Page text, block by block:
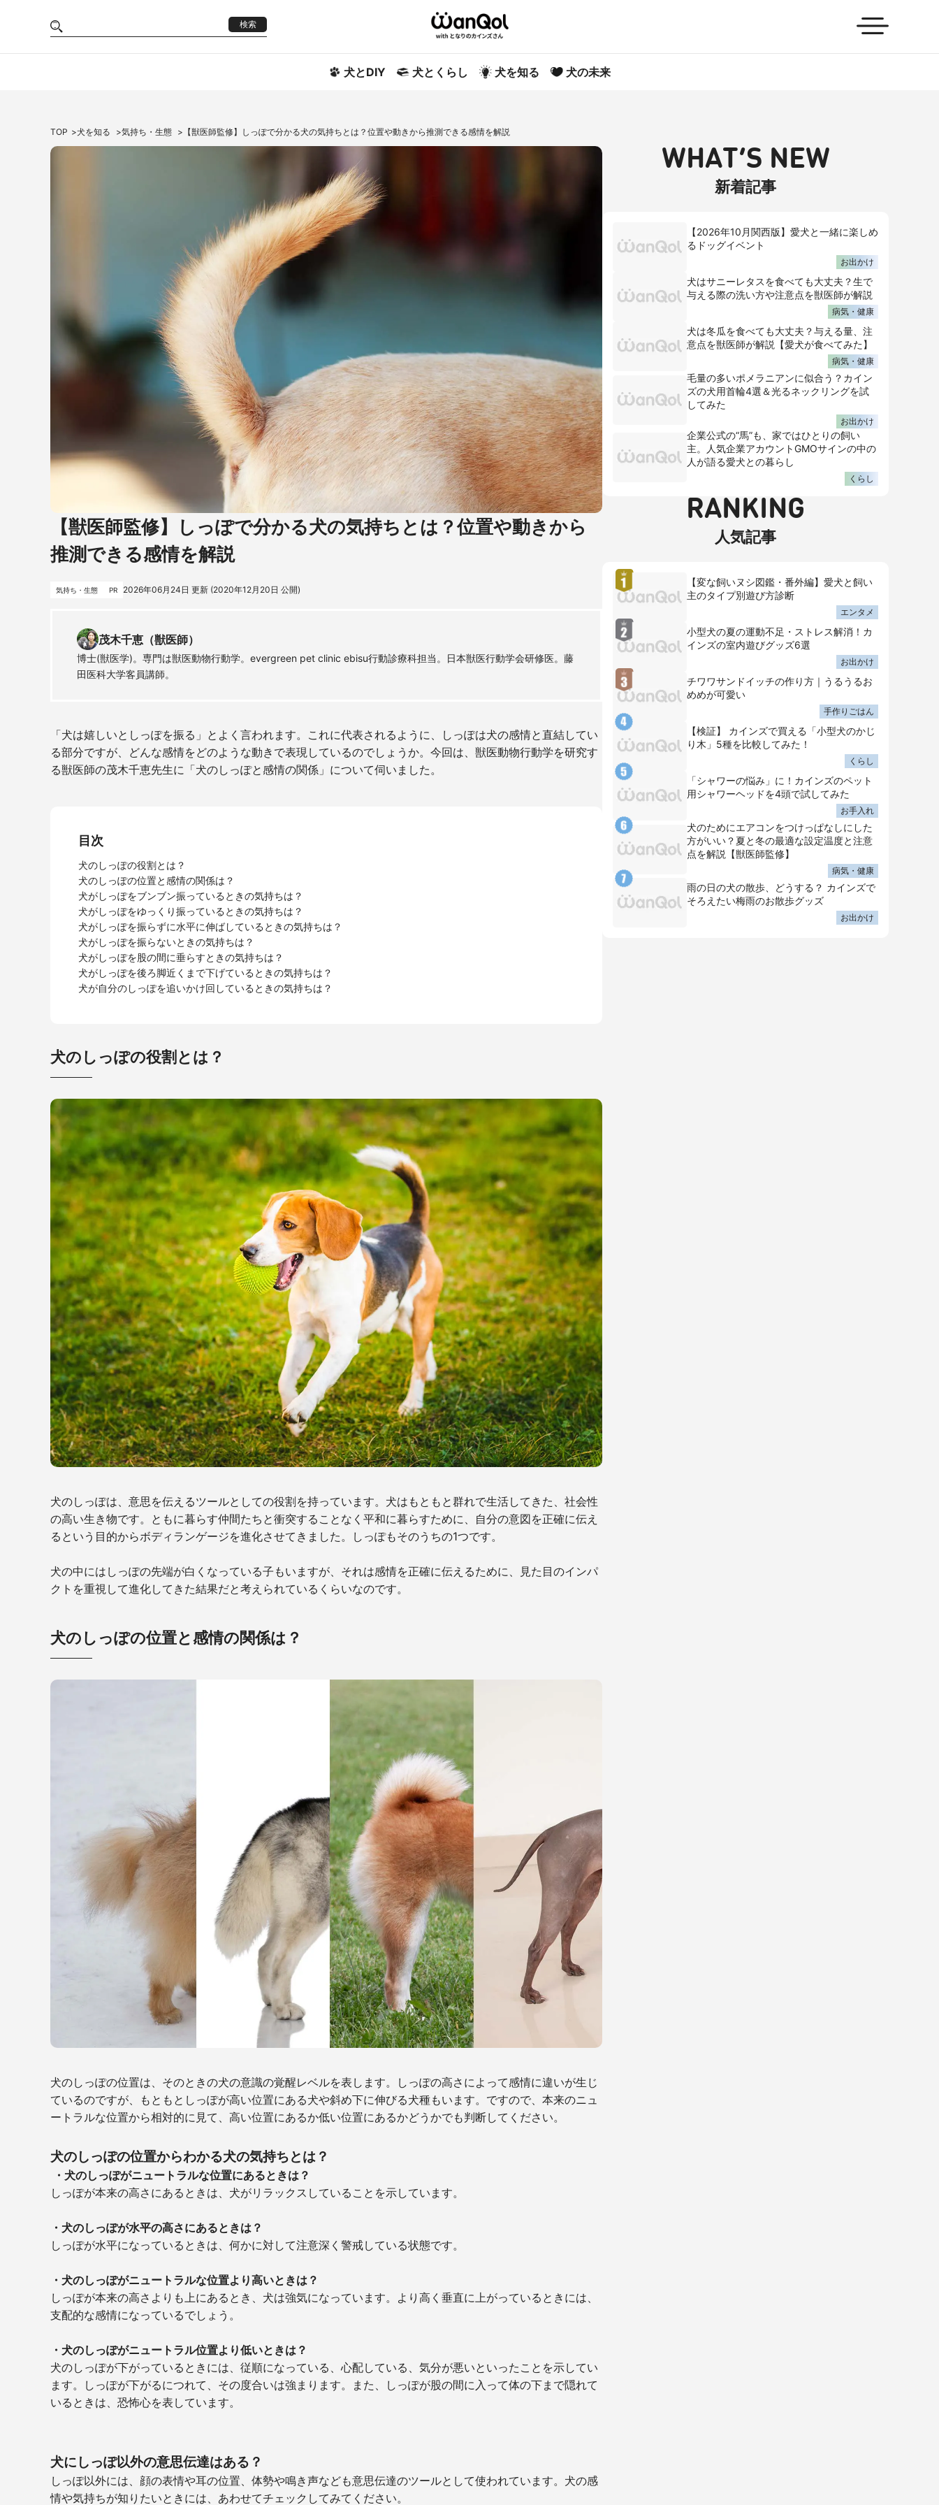
検索
犬とDIY 犬とくらし 犬を知る 犬の未来
TOP 犬を知る 気持ち・生態 【獣医師監修】しっぽで分かる犬の気持ちとは？位置や動きから推測できる感情を解説
【獣医師監修】しっぽで分かる犬の気持ちとは？位置や動きから
推測できる感情を解説
気持ち・生態 PR 2026年06月24日 更新 (2020年12月20日 公開)
茂木千恵（獣医師）
博士(獣医学)。専門は獣医動物行動学。evergreen pet clinic ebisu行動診療科担当。日本獣医行動学会研修医。藤
田医科大学客員講師。
「犬は嬉しいとしっぽを振る」とよく言われます。これに代表されるように、しっぽは犬の感情と直結してい
る部分ですが、どんな感情をどのような動きで表現しているのでしょうか。今回は、獣医動物行動学を研究す
る獣医師の茂木千恵先生に「犬のしっぽと感情の関係」について伺いました。
目次
犬のしっぽの役割とは？
犬のしっぽの位置と感情の関係は？
犬がしっぽをブンブン振っているときの気持ちは？
犬がしっぽをゆっくり振っているときの気持ちは？
犬がしっぽを振らずに水平に伸ばしているときの気持ちは？
犬がしっぽを振らないときの気持ちは？
犬がしっぽを股の間に垂らすときの気持ちは？
犬がしっぽを後ろ脚近くまで下げているときの気持ちは？
犬が自分のしっぽを追いかけ回しているときの気持ちは？
犬のしっぽの役割とは？
犬のしっぽは、意思を伝えるツールとしての役割を持っています。犬はもともと群れで生活してきた、社会性
の高い生き物です。ともに暮らす仲間たちと衝突することなく平和に暮らすために、自分の意図を正確に伝え
るという目的からボディランゲージを進化させてきました。しっぽもそのうちの1つです。
犬の中にはしっぽの先端が白くなっている子もいますが、それは感情を正確に伝えるために、見た目のインパ
クトを重視して進化してきた結果だと考えられているくらいなのです。
犬のしっぽの位置と感情の関係は？
犬のしっぽの位置は、そのときの犬の意識の覚醒レベルを表します。しっぽの高さによって感情に違いが生じ
ているのですが、もともとしっぽが高い位置にある犬や斜め下に伸びる犬種もいます。ですので、本来のニュ
ートラルな位置から相対的に見て、高い位置にあるか低い位置にあるかどうかでも判断してください。
犬のしっぽの位置からわかる犬の気持ちとは？
・犬のしっぽがニュートラルな位置にあるときは？
しっぽが本来の高さにあるときは、犬がリラックスしていることを示しています。
・犬のしっぽが水平の高さにあるときは？
しっぽが水平になっているときは、何かに対して注意深く警戒している状態です。
・犬のしっぽがニュートラルな位置より高いときは？
しっぽが本来の高さよりも上にあるとき、犬は強気になっています。より高く垂直に上がっているときには、
支配的な感情になっているでしょう。
・犬のしっぽがニュートラル位置より低いときは？
犬のしっぽが下がっているときには、従順になっている、心配している、気分が悪いといったことを示してい
ます。しっぽが下がるにつれて、その度合いは強まります。また、しっぽが股の間に入って体の下まで隠れて
いるときは、恐怖心を表しています。
犬にしっぽ以外の意思伝達はある？
しっぽ以外には、顔の表情や耳の位置、体勢や鳴き声なども意思伝達のツールとして使われています。犬の感
情や気持ちが知りたいときには、あわせてチェックしてみてください。
WHAT’S NEW
新着記事
【2026年10月関西版】愛犬と一緒に楽しめ
るドッグイベント
お出かけ
犬はサニーレタスを食べても大丈夫？生で
与える際の洗い方や注意点を獣医師が解説
病気・健康
犬は冬瓜を食べても大丈夫？与える量、注
意点を獣医師が解説【愛犬が食べてみた】
病気・健康
毛量の多いポメラニアンに似合う？カイン
ズの犬用首輪4選＆光るネックリングを試
してみた
お出かけ
企業公式の“馬”も、家ではひとりの飼い
主。人気企業アカウントGMOサインの中の
人が語る愛犬との暮らし
くらし
RANKING
人気記事
【変な飼いヌシ図鑑・番外編】愛犬と飼い
主のタイプ別遊び方診断
エンタメ
小型犬の夏の運動不足・ストレス解消！カ
インズの室内遊びグッズ6選
お出かけ
チワワサンドイッチの作り方｜うるうるお
めめが可愛い
手作りごはん
【検証】 カインズで買える「小型犬のかじ
り木」5種を比較してみた！
くらし
「シャワーの悩み」に！カインズのペット
用シャワーヘッドを4頭で試してみた
お手入れ
犬のためにエアコンをつけっぱなしにした
方がいい？夏と冬の最適な設定温度と注意
点を解説【獣医師監修】
病気・健康
雨の日の犬の散歩、どうする？ カインズで
そろえたい梅雨のお散歩グッズ
お出かけ